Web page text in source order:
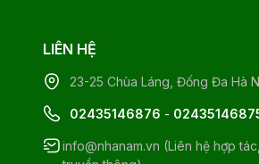
LIÊN HỆ
23-25 Chùa Láng, Đống Đa Hà
02435146876 -
info@nhanam.vn (Liên hệ hợp